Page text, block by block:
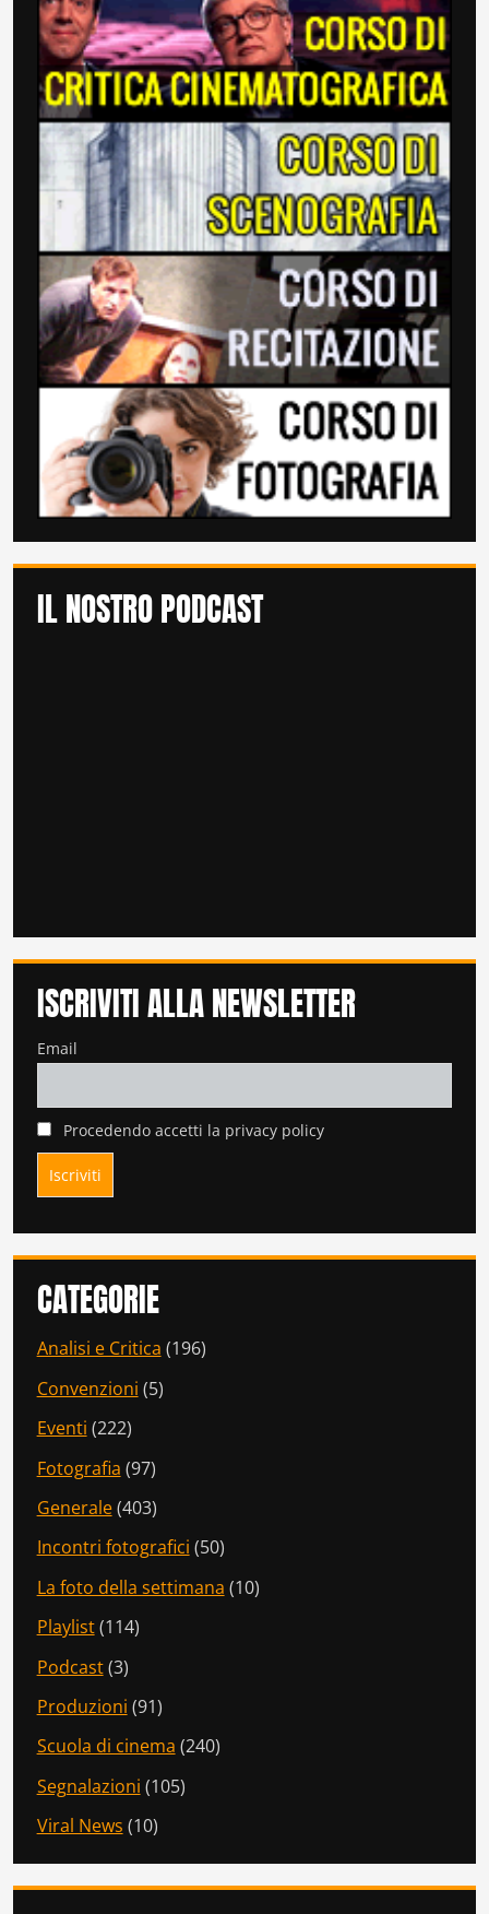
IL NOSTRO PODCAST
ISCRIVITI ALLA NEWSLETTER
Email
Procedendo accetti la privacy policy
CATEGORIE
Analisi e Critica (196)
Convenzioni (5)
Eventi (222)
Fotografia (97)
Generale(403)
Incontri fotografici (50)
La foto della settimana (10)
Playlist(114)
Podcast(3)
Produzioni (91)
Scuola di cinema (240)
Segnalazioni (105)
Viral News (10)